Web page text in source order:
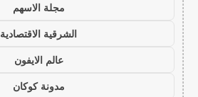
مجلة الاسهم
الشرقية الاقتصادية
عالم الايفون
مدونة كوكان